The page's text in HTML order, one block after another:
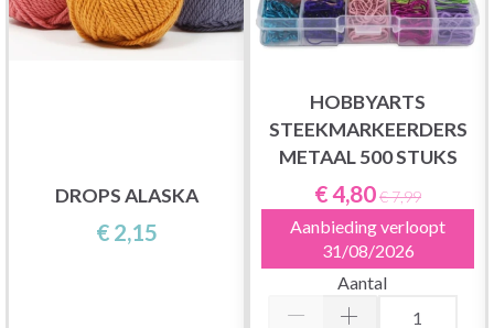
DROPS ALASKA
€ 2,15
HOBBYARTS
STEEKMARKEERDERS
METAAL 500 STUKS
€ 4,80€ 7,99
Aanbieding verloopt
31/08/2026
Aantal